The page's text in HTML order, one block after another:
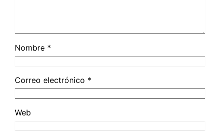
Nombre *
Correo electrónico *
Web